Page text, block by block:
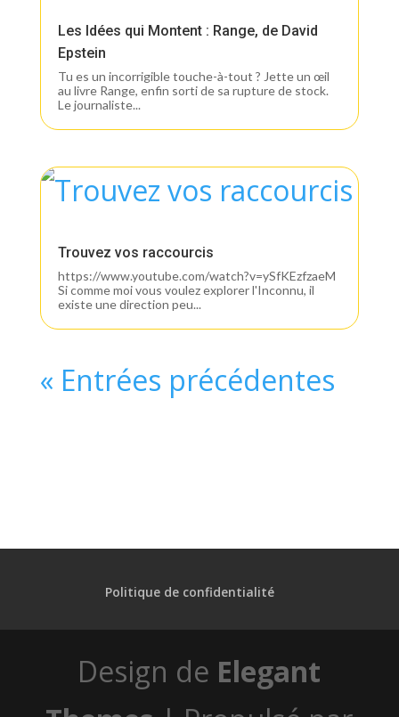
Les Idées qui Montent : Range, de David
Epstein
Tu es un incorrigible touche-à-tout ? Jette un œil
au livre Range, enfin sorti de sa rupture de stock.
Le journaliste...
Trouvez vos raccourcis
https://www.youtube.com/watch?v=ySfKEzfzaeM
Si comme moi vous voulez explorer l'Inconnu, il
existe une direction peu...
« Entrées précédentes
Politique de confidentialité
Design de Elegant